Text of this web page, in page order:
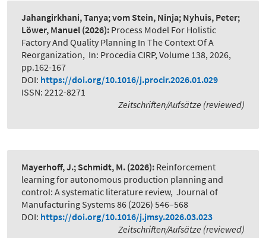
Jahangirkhani, Tanya; vom Stein, Ninja; Nyhuis, Peter;
Löwer, Manuel (2026): Process Model For Holistic
Factory And Quality Planning In The Context Of A
Reorganization, In: Procedia CIRP, Volume 138, 2026,
pp.162-167
DOI: https://doi.org/10.1016/j.procir.2026.01.029
ISSN: 2212-8271
Zeitschriften/Aufsätze (reviewed)
Mayerhoff, J.; Schmidt, M. (2026): Reinforcement
learning for autonomous production planning and
control: A systematic literature review, Journal of
Manufacturing Systems 86 (2026) 546–568
DOI: https://doi.org/10.1016/j.jmsy.2026.03.023
Zeitschriften/Aufsätze (reviewed)